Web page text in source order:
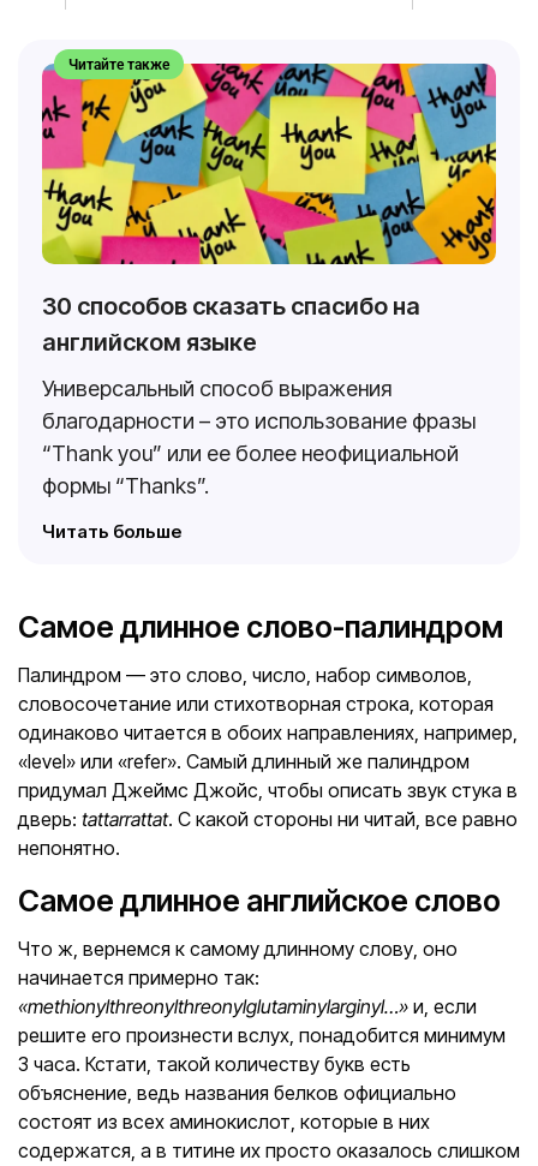
30 способов сказать спасибо на
английском языке
Читайте также
Универсальный способ выражения
благодарности – это использование фразы
“Thank you” или ее более неофициальной
формы “Thanks”.
Читать больше
Самое длинное слово-палиндром
Палиндром — это слово, число, набор символов,
словосочетание или стихотворная строка, которая
одинаково читается в обоих направлениях, например,
«level» или «refer». Самый длинный же палиндром
придумал Джеймс Джойс, чтобы описать звук стука в
дверь: tattarrattat. С какой стороны ни читай, все равно
непонятно.
Самое длинное английское слово
Что ж, вернемся к самому длинному слову, оно
начинается примерно так:
«methionylthreonylthreonylglutaminylarginyl…» и, если
решите его произнести вслух, понадобится минимум
3 часа. Кстати, такой количеству букв есть
объяснение, ведь названия белков официально
состоят из всех аминокислот, которые в них
содержатся, а в титине их просто оказалось слишком